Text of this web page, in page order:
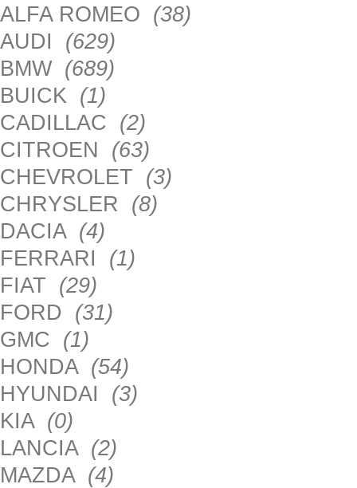
ALFA ROMEO (38)
AUDI (629)
BMW (689)
BUICK (1)
CADILLAC (2)
CITROEN (63)
CHEVROLET (3)
CHRYSLER (8)
DACIA (4)
FERRARI (1)
FIAT (29)
FORD (31)
GMC (1)
HONDA (54)
HYUNDAI (3)
KIA (0)
LANCIA (2)
MAZDA (4)